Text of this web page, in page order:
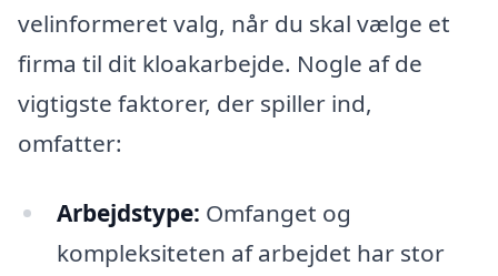
velinformeret valg, når du skal vælge et
firma til dit kloakarbejde. Nogle af de
vigtigste faktorer, der spiller ind,
omfatter:
Arbejdstype: Omfanget og
kompleksiteten af arbejdet har stor